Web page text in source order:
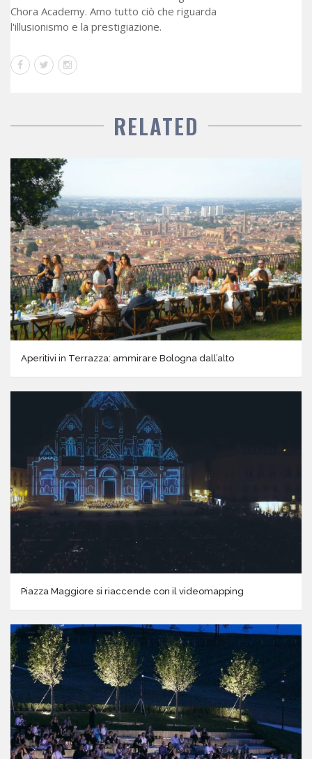
Chora Academy. Amo tutto ciò che riguarda
l'illusionismo e la prestigiazione.
RELATED
Aperitivi in Terrazza: ammirare Bologna dall’alto
Piazza Maggiore si riaccende con il videomapping